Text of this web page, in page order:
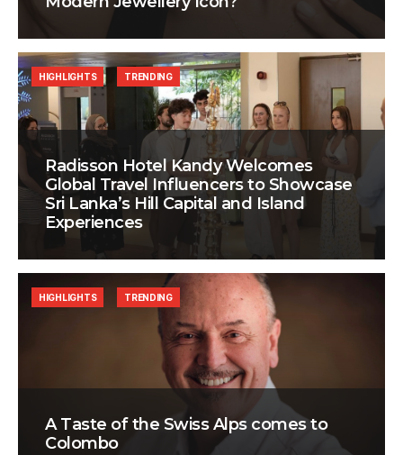
Radisson Hotel Kandy Welcomes
Global Travel Influencers to Showcase
Sri Lanka’s Hill Capital and Island
Experiences
HIGHLIGHTS TRENDING
A Taste of the Swiss Alps comes to
Colombo
HIGHLIGHTS TRENDING